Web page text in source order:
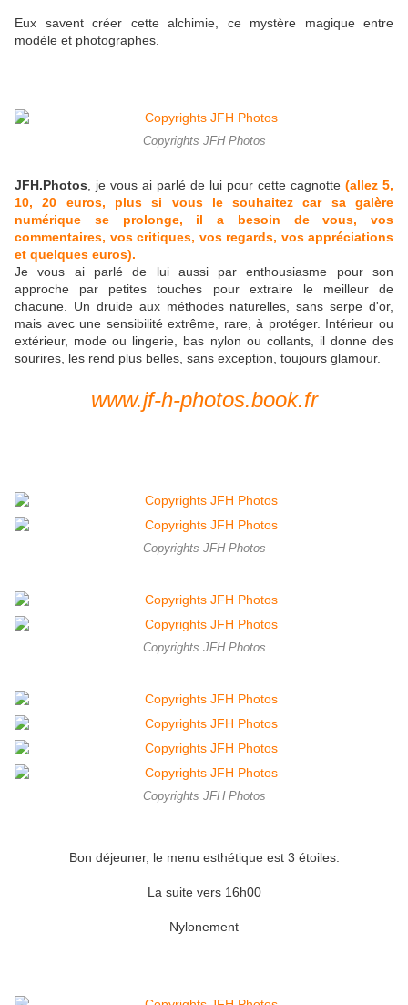
Eux savent créer cette alchimie, ce mystère magique entre
modèle et photographes.
Copyrights JFH Photos
JFH.Photos , je vous ai parlé de lui pour cette cagnotte (allez 5,
10, 20 euros, plus si vous le souhaitez car sa galère
numérique se prolonge, il a besoin de vous, vos
commentaires, vos critiques, vos regards, vos appréciations
et quelques euros).
Je vous ai parlé de lui aussi par enthousiasme pour son
approche par petites touches pour extraire le meilleur de
chacune. Un druide aux méthodes naturelles, sans serpe d'or,
mais avec une sensibilité extrême, rare, à protéger. Intérieur ou
extérieur, mode ou lingerie, bas nylon ou collants, il donne des
sourires, les rend plus belles, sans exception, toujours glamour.
www.jf-h-photos.book.fr
Copyrights JFH Photos
Copyrights JFH Photos
Copyrights JFH Photos
Bon déjeuner, le menu esthétique est 3 étoiles.
La suite vers 16h00
Nylonement